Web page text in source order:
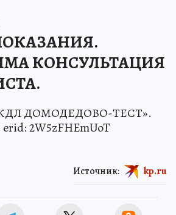
КОНСУЛЬТАЦИЯ
ДОМОДЕДОВО-ТЕСТ».
2W5zFHEmUoT
Источник: kp.ru